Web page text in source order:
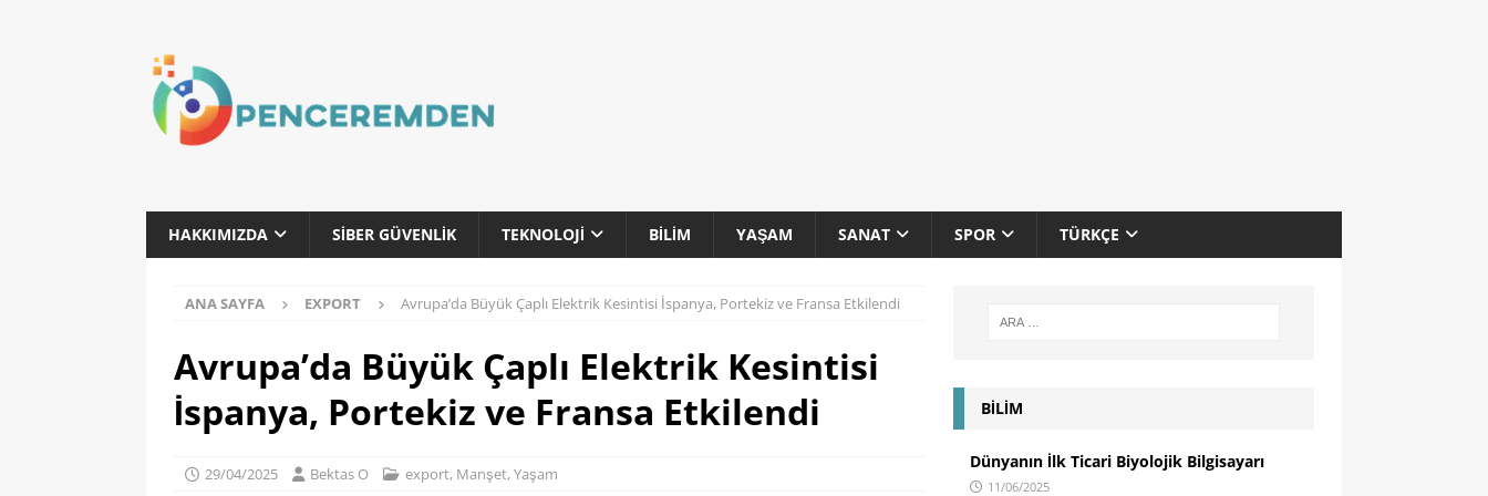
HAKKIMIZDA SIBER GÜVENLIK TEKNOLOJI BILIM YAŞAM SANAT SPOR TÜRKÇE
ANA SAYFA EXPORT Avrupa’da Büyük Çaplı Elektrik Kesintisi İspanya, Portekiz ve Fransa Etkilendi
Avrupa’da Büyük Çaplı Elektrik Kesintisi
İspanya, Portekiz ve Fransa Etkilendi
29/04/2025 Bektas O export, Manşet,Yaşam
BİLİM
Dünyanın İlk Ticari Biyolojik Bilgisayarı
11/06/2025